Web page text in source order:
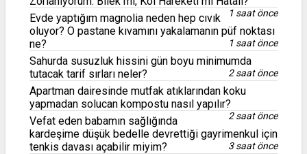
1 saat önce
Evde yaptığım magnolia neden hep cıvık
oluyor? O pastane kıvamını yakalamanın püf noktası
ne?
1 saat önce
Sahurda susuzluk hissini gün boyu minimumda
tutacak tarif sırları neler?
2 saat önce
Apartman dairesinde mutfak atıklarından koku
yapmadan solucan kompostu nasıl yapılır?
2 saat önce
Vefat eden babamın sağlığında
kardeşime düşük bedelle devrettiği gayrimenkul için
tenkis davası açabilir miyim?
3 saat önce